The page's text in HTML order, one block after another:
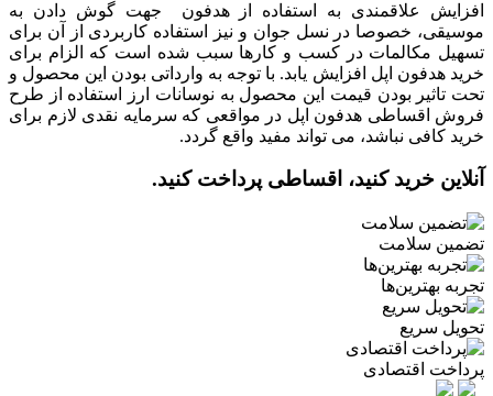
افزایش علاقمندی به استفاده از هدفون جهت گوش دادن به
موسیقی، خصوصا در نسل جوان و نیز استفاده کاربردی از آن برای
تسهیل مکالمات در کسب و کارها سبب شده است که الزام برای
خرید هدفون اپل افزایش یابد. با توجه به وارداتی بودن این محصول و
تحت تاثیر بودن قیمت این محصول به نوسانات ارز استفاده از طرح
فروش اقساطی هدفون اپل در مواقعی که سرمایه نقدی لازم برای
خرید کافی نباشد، می­ تواند مفید واقع گردد.
آنلاین خرید کنید، اقساطی پرداخت کنید.
تضمین سلامت
تجربه بهترین‌ها
تحویل سریع
پرداخت اقتصادی